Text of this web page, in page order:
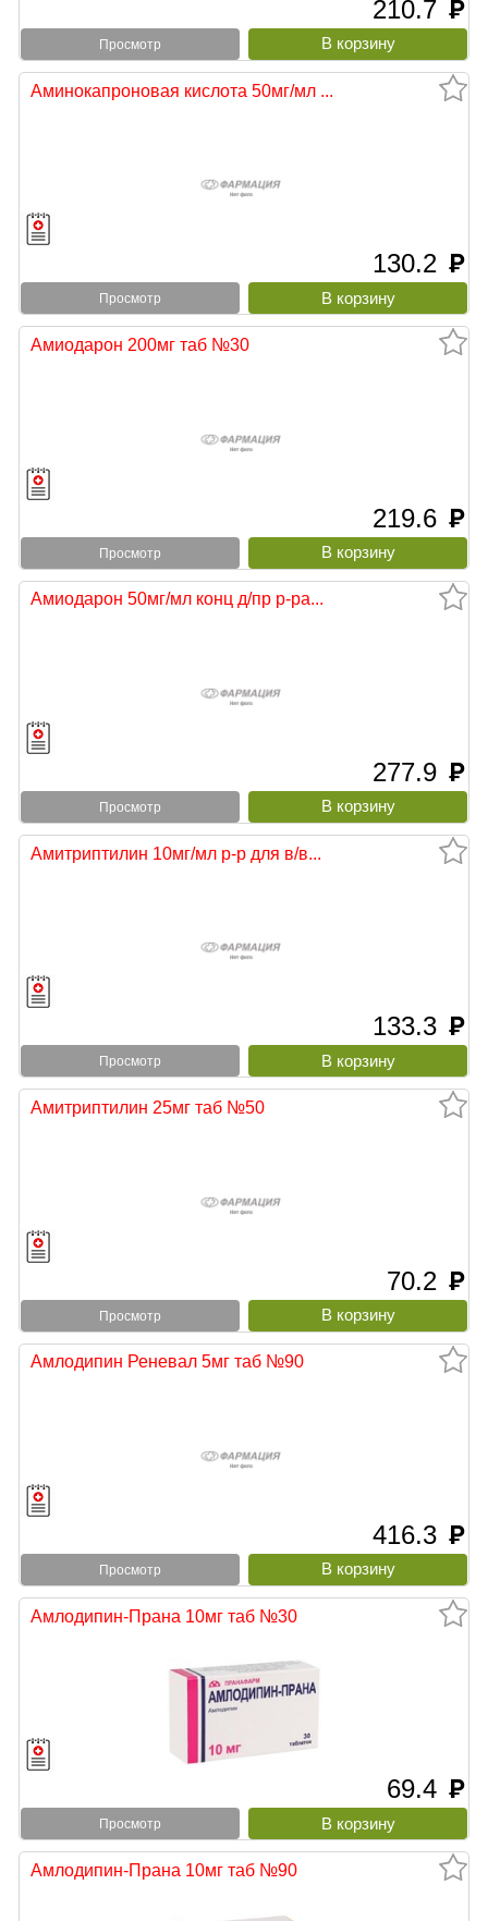
210.7 руб
Просмотр
Аминокапроновая кислота 50мг/мл ...
130.2 руб
Просмотр
Амиодарон 200мг таб №30
219.6 руб
Просмотр
Амиодарон 50мг/мл конц д/пр р-ра...
277.9 руб
Просмотр
Амитриптилин 10мг/мл р-р для в/в...
133.3 руб
Просмотр
Амитриптилин 25мг таб №50
70.2 руб
Просмотр
Амлодипин Реневал 5мг таб №90
416.3 руб
Просмотр
Амлодипин-Прана 10мг таб №30
69.4 руб
Просмотр
Амлодипин-Прана 10мг таб №90